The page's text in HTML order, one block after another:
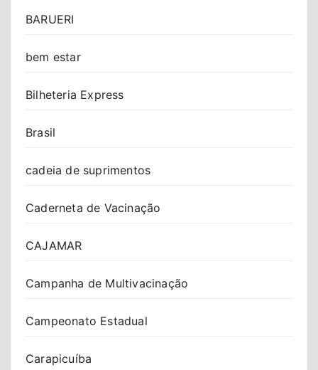
BARUERI
bem estar
Bilheteria Express
Brasil
cadeia de suprimentos
Caderneta de Vacinação
CAJAMAR
Campanha de Multivacinação
Campeonato Estadual
Carapicuíba